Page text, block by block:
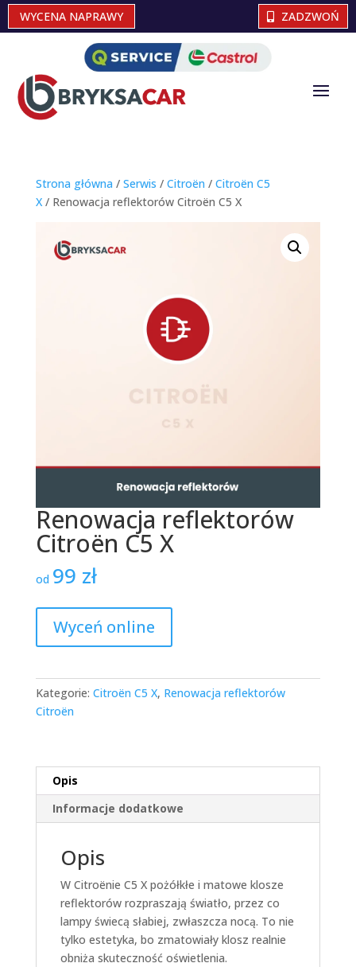
WYCENA NAPRAWY ZADZWOŃ
Strona główna / Serwis / Citroën / Citroën C5
X/ Renowacja reflektorów Citroën C5 X
Renowacja reflektorów
Citroën C5 X
od 99 zł
Wyceń online
Kategorie: Citroën C5 X, Renowacja reflektorów
Citroën
Opis
Informacje dodatkowe
Opis
W Citroënie C5 X pożółkłe i matowe klosze
reflektorów rozpraszają światło, przez co
lampy świecą słabiej, zwłaszcza nocą. To nie
tylko estetyka, bo zmatowiały klosz realnie
obniża skuteczność oświetlenia.